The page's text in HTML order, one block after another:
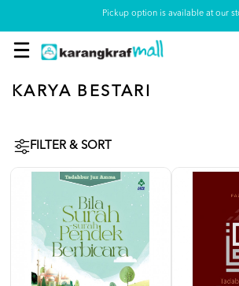
Pickup option is available at our
KARYA BESTARI
FILTER & SORT